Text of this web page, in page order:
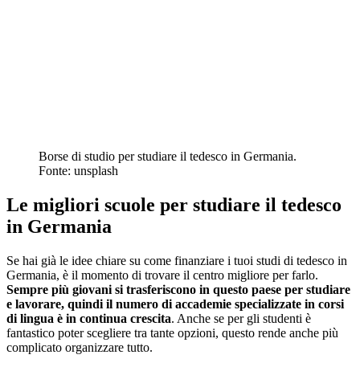
Borse di studio per studiare il tedesco in Germania.
Fonte: unsplash
Le migliori scuole per studiare il tedesco
in Germania
Se hai già le idee chiare su come finanziare i tuoi studi di tedesco in
Germania, è il momento di trovare il centro migliore per farlo.
Sempre più giovani si trasferiscono in questo paese per studiare
e lavorare, quindi il numero di accademie specializzate in corsi
di lingua è in continua crescita. Anche se per gli studenti è
fantastico poter scegliere tra tante opzioni, questo rende anche più
complicato organizzare tutto.